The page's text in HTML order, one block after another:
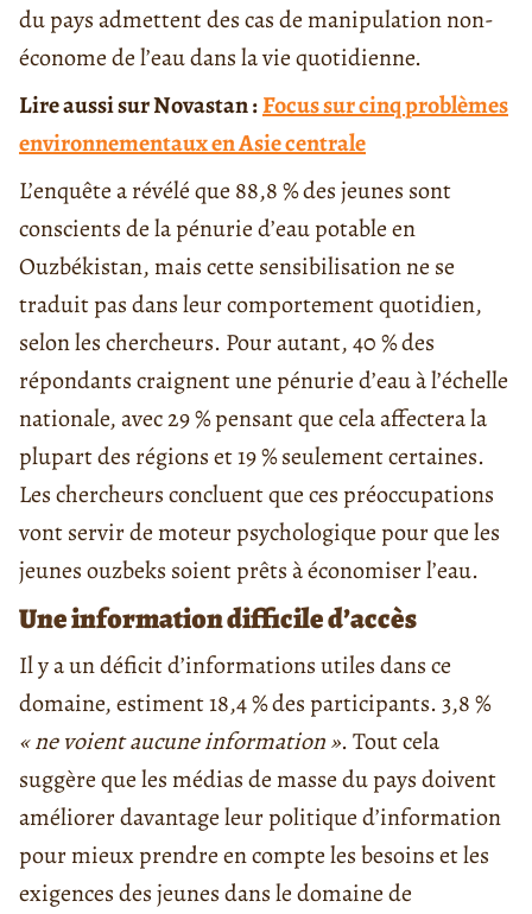
du pays admettent des cas de manipulation non-
économe de l’eau dans la vie quotidienne.
Lire aussi sur Novastan :Focus sur cinq problèmes
environnementaux en Asie centrale
L’enquête a révélé que 88,8 % des jeunes sont
conscients de la pénurie d’eau potable en
Ouzbékistan, mais cette sensibilisation ne se
traduit pas dans leur comportement quotidien,
selon les chercheurs. Pour autant, 40 % des
répondants craignent une pénurie d’eau à l’échelle
nationale, avec 29 % pensant que cela affectera la
plupart des régions et 19 % seulement certaines.
Les chercheurs concluent que ces préoccupations
vont servir de moteur psychologique pour que les
jeunes ouzbeks soient prêts à économiser l’eau.
Une information difficile d’accès
Il y a un déficit d’informations utiles dans ce
domaine, estiment 18,4 % des participants. 3,8 %
« ne voient aucune information ». Tout cela
suggère que les médias de masse du pays doivent
améliorer davantage leur politique d’information
pour mieux prendre en compte les besoins et les
exigences des jeunes dans le domaine de